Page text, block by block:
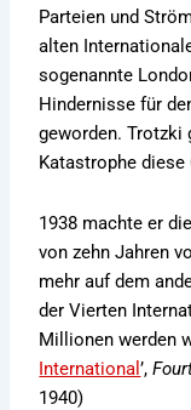
Parteien und
alten
sogenannte
Hindernisse für
geworden. Trotzki
Katastrophe diese
1938 machte er
von zehn Jahren
mehr auf dem
der Vierten
Millionen werden
International’,
1940)